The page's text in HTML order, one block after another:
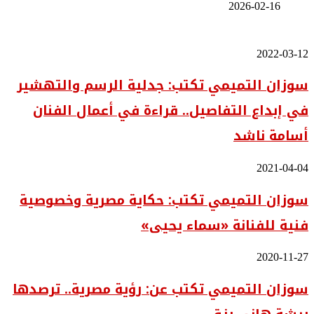
2026-02-16
سوزان
تكتب:
جدلية
الرسم
والتهشير
في
قراءة
أعمال
أسامة
2022-03-12
سوزان التميمي تكتب: جدلية الرسم والتهشير
في إبداع التفاصيل.. قراءة في أعمال الفنان
أسامة ناشد
سوزان
تكتب:
حكاية
مصرية
وخصوصية
للفنانة
يحيى»
2021-04-04
سوزان التميمي تكتب: حكاية مصرية وخصوصية
فنية للفنانة «سماء يحيى»
سوزان
تكتب
عن:
رؤية
2020-11-27
سوزان التميمي تكتب عن: رؤية مصرية.. ترصدها